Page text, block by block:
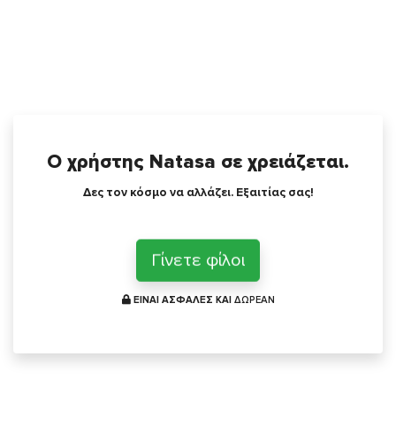
Ο χρήστης Natasa σε χρειάζεται.
Δες τον κόσμο να αλλάζει. Εξαιτίας σας!
Γίνετε φίλοι
ΕΙΝΑΙ ΑΣΦΑΛΕΣ ΚΑΙ ΔΩΡΕΑΝ